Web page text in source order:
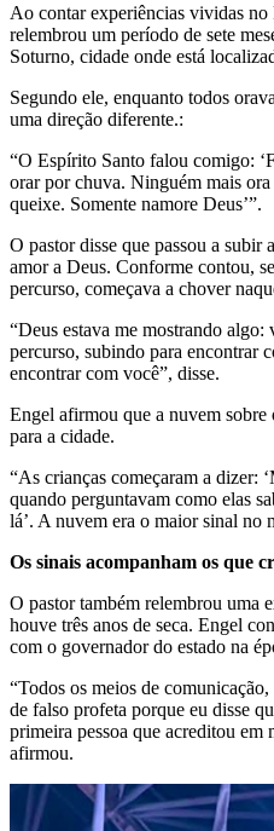
Ao contar experiências vividas
relembrou um período de sete
Soturno, cidade onde está
Segundo ele, enquanto todos
uma direção diferente.:
“O Espírito Santo falou comigo:
orar por chuva. Ninguém mais
queixe. Somente namore Deus’”.
O pastor disse que passou a subir
amor a Deus. Conforme contou,
percurso, começava a chover
“Deus estava me mostrando algo:
percurso, subindo para encontrar
encontrar com você”, disse.
Engel afirmou que a nuvem
para a cidade.
“As crianças começaram a dizer:
quando perguntavam como elas
lá’. A nuvem era o maior sinal no
Os sinais acompanham os que
O pastor também relembrou uma
houve três anos de seca. Engel
com o governador do estado na
“Todos os meios de
de falso profeta porque eu disse
primeira pessoa que acreditou em
afirmou.